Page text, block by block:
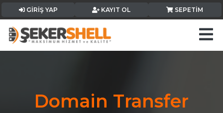
GIRIŞ YAP KAYIT OL SEPETIM
Domain Transfer